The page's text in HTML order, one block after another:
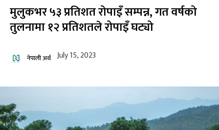
मुलुकभर ५३ प्रतिशत रोपाइँ सम्पन्न, गत वर्षको
तुलनामा १२ प्रतिशतले रोपाइँ घट्यो
नेपाली अर्थ July 15, 2023